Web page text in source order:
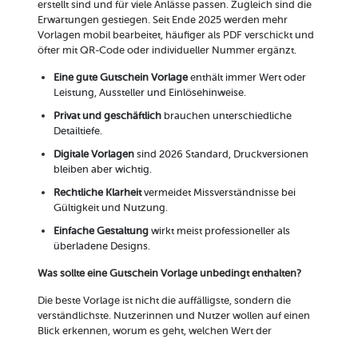
erstellt sind und für viele Anlässe passen. Zugleich sind die
Erwartungen gestiegen. Seit Ende 2025 werden mehr
Vorlagen mobil bearbeitet, häufiger als PDF verschickt und
öfter mit QR-Code oder individueller Nummer ergänzt.
Eine gute Gutschein Vorlageenthält immer Wert oder
Leistung, Aussteller und Einlösehinweise.
Privat und geschäftlichbrauchen unterschiedliche
Detailtiefe.
Digitale Vorlagensind 2026 Standard, Druckversionen
bleiben aber wichtig.
Rechtliche Klarheitvermeidet Missverständnisse bei
Gültigkeit und Nutzung.
Einfache Gestaltungwirkt meist professioneller als
überladene Designs.
Was sollte eine Gutschein Vorlage unbedingt enthalten?
Die beste Vorlage ist nicht die auffälligste, sondern die
verständlichste. Nutzerinnen und Nutzer wollen auf einen
Blick erkennen, worum es geht, welchen Wert der